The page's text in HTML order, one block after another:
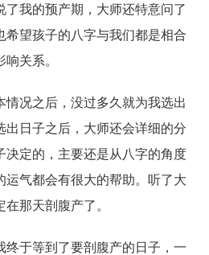
了我的预产期，大师还特意问了
希望孩子的八字与我们都是相合
关系。
况之后，没过多久就为我选出
出日子之后，大师还会详细的分
决定的，主要还是从八字的角度
运气都会有很大的帮助。听了大
那天剖腹产了。
于等到了要剖腹产的日子，一